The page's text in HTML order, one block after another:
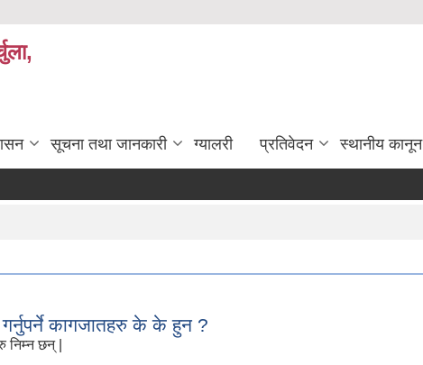
सूचना तथा जानकारी ग्यालरी प्रतिवेदन स्थानीय कानून
गर्नुपर्ने कागजातहरु के के हुन ?
निम्न छन् |